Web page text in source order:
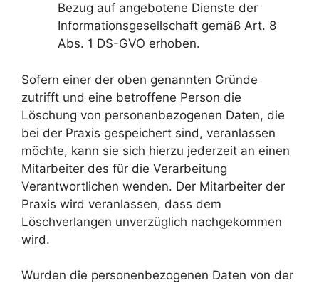
Bezug auf angebotene Dienste der
Informationsgesellschaft gemäß Art. 8
Abs. 1 DS-GVO erhoben.
Sofern einer der oben genannten Gründe
zutrifft und eine betroffene Person die
Löschung von personenbezogenen Daten, die
bei der Praxis gespeichert sind, veranlassen
möchte, kann sie sich hierzu jederzeit an einen
Mitarbeiter des für die Verarbeitung
Verantwortlichen wenden. Der Mitarbeiter der
Praxis wird veranlassen, dass dem
Löschverlangen unverzüglich nachgekommen
wird.
Wurden die personenbezogenen Daten von der